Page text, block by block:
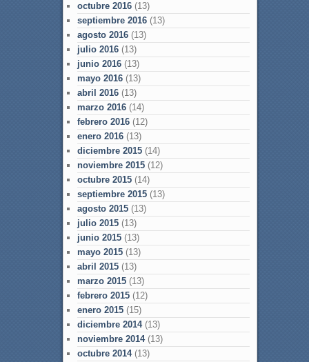
octubre 2016(13)
septiembre 2016(13)
agosto 2016(13)
julio 2016(13)
junio 2016(13)
mayo 2016(13)
abril 2016(13)
marzo 2016(14)
febrero 2016(12)
enero 2016(13)
diciembre 2015(14)
noviembre 2015(12)
octubre 2015(14)
septiembre 2015(13)
agosto 2015(13)
julio 2015(13)
junio 2015(13)
mayo 2015(13)
abril 2015(13)
marzo 2015(13)
febrero 2015(12)
enero 2015(15)
diciembre 2014(13)
noviembre 2014(13)
octubre 2014(13)